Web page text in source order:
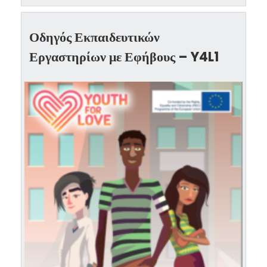
Οδηγός Εκπαιδευτικών
Εργαστηρίων με Εφήβους – Y4L1